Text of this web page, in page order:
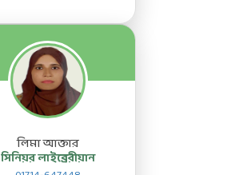
লিমা আক্তার
সিনিয়র লাইব্রেরীয়ান